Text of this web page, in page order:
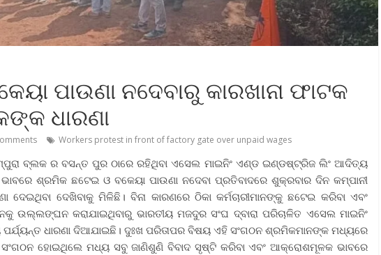
ପାଉଣା ନଦେବାରୁ କାରଖାନା ଫାଟକ
ଧାରଣା
Workers protest in front of factory gate over unpaid wages
ବ୍ଲକ ର ବସନ୍ତ ପୁର ଠାରେ ରହିଥିବା ଏସେଲ ମାଇନିଂ ଏଣ୍ଡ ଇଣ୍ଡଷ୍ଟ୍ରିଜ ଲିଂ ଆଦିତ୍ୟ
ଶ୍ରମିକ ଛଟେଇ ଓ ବକେୟା ପାଉଣା ନଦେବା ପ୍ରତିବାଦରେ ଶୁକ୍ରବାର ଦିନ କମ୍ପାନୀ
ଦେଖିବାକୁ ମିଳିଛି। ବିନା କାରଣରେ ଠିକା କର୍ମଚାରୀମାନଙ୍କୁ ଛଟେଇ କରିବା ଏବଂ
କରାଯାଇଥିବାରୁ ଭାରତୀୟ ମଜଦୁର ସଂଘ ଦ୍ବାରା ପରିଚାଳିତ ଏସେଲ ମାଇନିଂ
ଧାରଣା ଦିଆଯାଇଛି। ଦୁଃଖ ପରିତାପର ବିଷୟ ଏହି ସଂଗଠନ ଶ୍ରମିକମାନଙ୍କ ମଧ୍ୟରେ
ସଂଗଠନ ହୋଇଥିଲେ ମଧ୍ୟ ସବୁ ଜାଣିଶୁଣି ବିବାଦ ସୃଷ୍ଟି କରିବା ଏବଂ ଆକ୍ରୋଶମୂଳକ ଭାବରେ